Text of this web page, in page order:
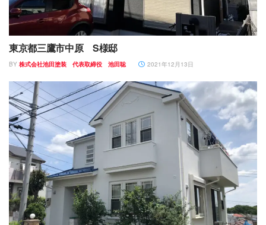
東京都三鷹市中原 S様邸
BY 株式会社池田塗装 代表取締役 池田聡 2021年12月13日